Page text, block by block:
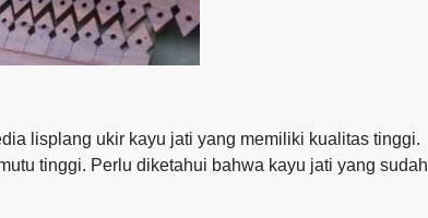
lisplang ukir kayu jati yang memiliki kualitas tinggi.
tinggi. Perlu diketahui bahwa kayu jati yang sudah